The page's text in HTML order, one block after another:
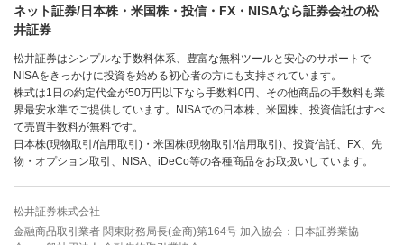
ネット証券/日本株・米国株・投信・FX・NISAなら証券会社の松
井証券
松井証券はシンプルな手数料体系、豊富な無料ツールと安心のサポートで
NISAをきっかけに投資を始める初心者の方にも支持されています。
株式は1日の約定代金が50万円以下なら手数料0円、その他商品の手数料も業
界最安水準でご提供しています。NISAでの日本株、米国株、投資信託はすべ
て売買手数料が無料です。
日本株(現物取引/信用取引)・米国株(現物取引/信用取引)、投資信託、FX、先
物・オプション取引、NISA、iDeCo等の各種商品をお取扱いしています。
松井証券株式会社
金融商品取引業者 関東財務局長(金商)第164号 加入協会：日本証券業協